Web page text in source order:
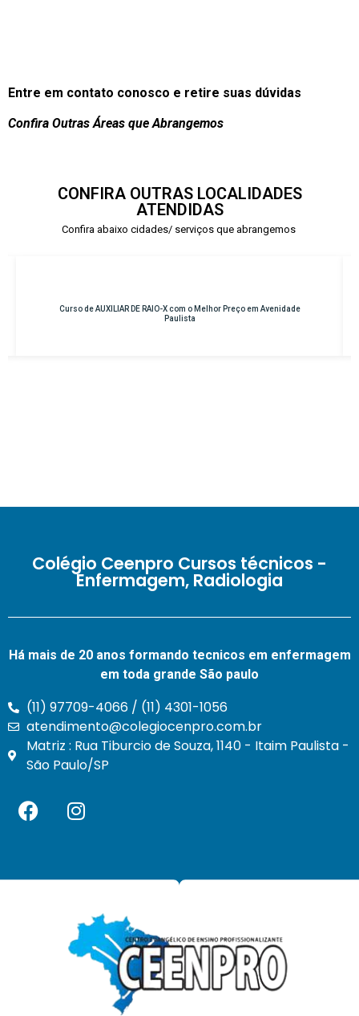
Entre em contato conosco e retire suas dúvidas
Confira Outras Áreas que Abrangemos
CONFIRA OUTRAS LOCALIDADES
ATENDIDAS
Confira abaixo cidades/ serviços que abrangemos
em Avenidade
Curso de INSTRUMENTAÇÃO CIRÚRGICA com o Melhor
Colégio Ceenpro Cursos técnicos -
Enfermagem, Radiologia
Há mais de 20 anos formando tecnicos em enfermagem
em toda grande São paulo
(11) 97709-4066 / (11) 4301-1056
atendimento@colegiocenpro.com.br
Matriz : Rua Tiburcio de Souza, 1140 - Itaim Paulista -
São Paulo/SP